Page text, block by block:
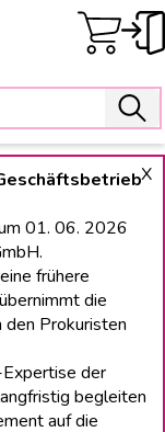
X
01. 06. 2026
frühere
die
Prokuristen
der
begleiten
auf die